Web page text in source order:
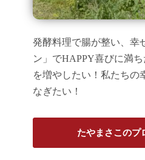
発酵料理で腸が整い、幸
ン」でHAPPY喜びに満
を増やしたい！私たちの
なぎたい！
たやまさこのプ